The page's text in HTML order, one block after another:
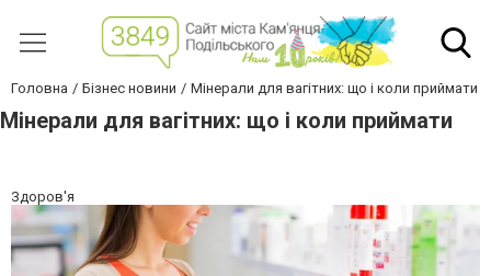
Головна Бізнес новини Мінерали для вагітних: що і коли приймати
Мінерали для вагітних: що і коли приймати
Здоров'я